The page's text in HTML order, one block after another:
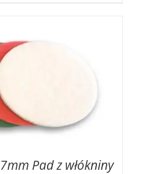
Pad z włókniny